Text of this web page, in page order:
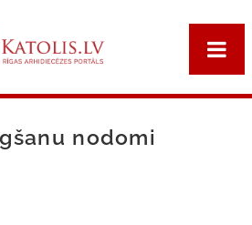
nodomi